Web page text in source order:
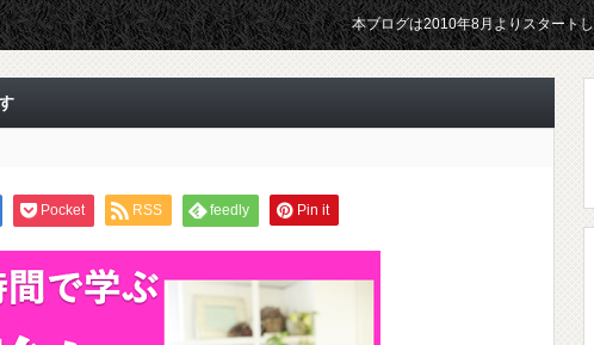
本ブログは2010年8月よりスタートし、10年目に
2011年3月よりスタートした無料メールマガジン「
Pocket RSS feedly Pin it